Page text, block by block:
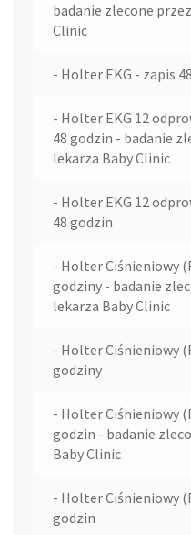
badanie zlecone
Clinic
- Holter EKG - zapis
- Holter EKG 12
48 godzin - badanie
lekarza Baby Clinic
- Holter EKG 12
48 godzin
- Holter Ciśnieniowy
godziny - badanie
lekarza Baby Clinic
- Holter Ciśnieniowy
godziny
- Holter Ciśnieniowy
godzin - badanie
Baby Clinic
- Holter Ciśnieniowy
godzin